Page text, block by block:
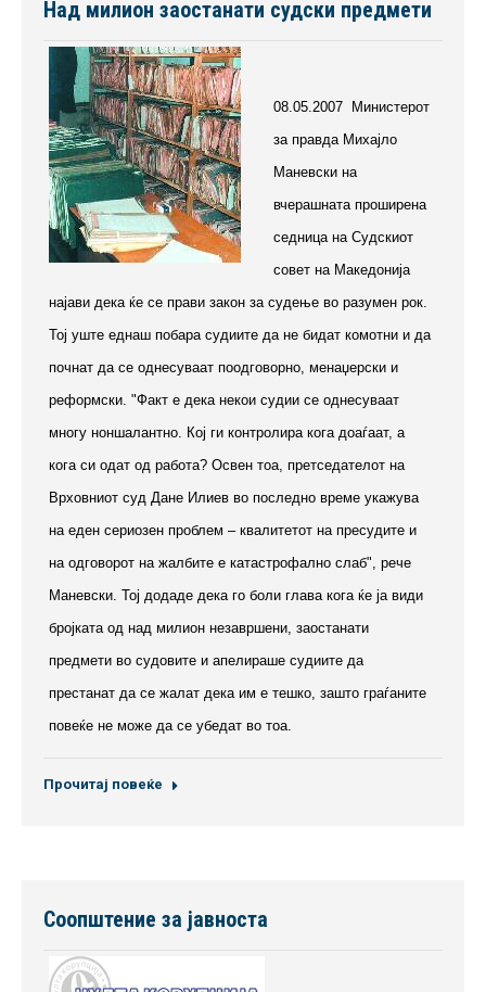
Над милион заостанати судски предмети
08.05.2007 Министерот
за правда Михајло
Маневски на
вчерашната проширена
седница на Судскиот
совет на Македонија
најави дека ќе се прави закон за судење во разумен рок.
Тој уште еднаш побара судиите да не бидат комотни и да
почнат да се однесуваат поодговорно, менаџерски и
реформски. "Факт е дека некои судии се однесуваат
многу ноншалантно. Кој ги контролира кога доаѓаат, а
кога си одат од работа? Освен тоа, претседателот на
Врховниот суд Дане Илиев во последно време укажува
на еден сериозен проблем – квалитетот на пресудите и
на одговорот на жалбите е катастрофално слаб", рече
Маневски. Тој додаде дека го боли глава кога ќе ја види
бројката од над милион незавршени, заостанати
предмети во судовите и апелираше судиите да
престанат да се жалат дека им е тешко, зашто граѓаните
повеќе не може да се убедат во тоа.
Прочитај повеќе
Соопштение за јавноста